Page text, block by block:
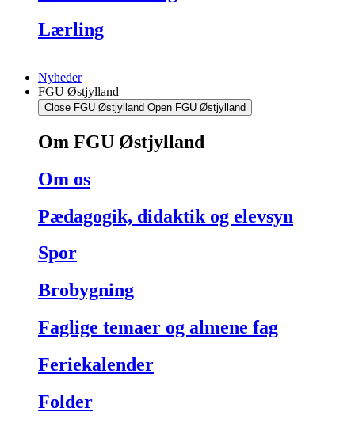
Lærling
Nyheder
FGU Østjylland
Close FGU Østjylland Open FGU Østjylland
Om FGU Østjylland
Om os
Pædagogik, didaktik og elevsyn
Spor
Brobygning
Faglige temaer og almene fag
Feriekalender
Folder